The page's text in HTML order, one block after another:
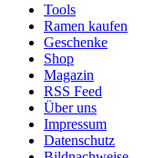
Tools
Ramen kaufen
Geschenke
Shop
Magazin
RSS Feed
Über uns
Impressum
Datenschutz